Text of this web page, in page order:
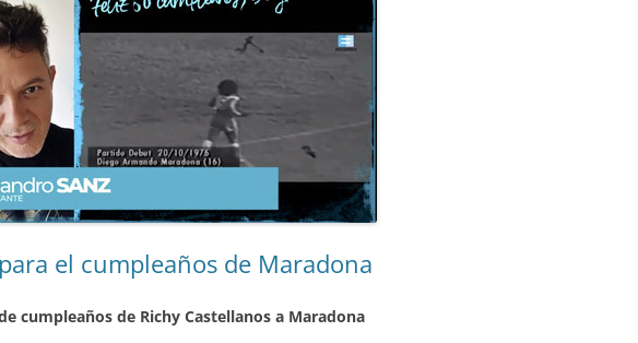
el cumpleaños de Maradona
cumpleaños de Richy Castellanos a Maradona